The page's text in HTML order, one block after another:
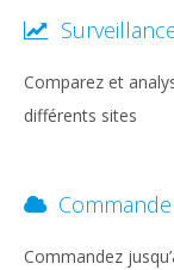
Comparez et
différents sites
Commandez